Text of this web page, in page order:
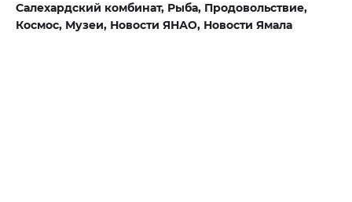
Салехардский комбинат, Рыба, Продовольствие,
Космос, Музеи, Новости ЯНАО, Новости Ямала